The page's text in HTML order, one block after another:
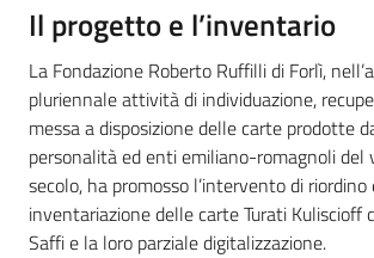
Il progetto e l’inventario
La Fondazione Roberto Ruffilli di Forlì,
pluriennale attività di individuazione,
messa a disposizione delle carte prodotte
personalità ed enti emiliano-romagnoli del
secolo, ha promosso l’intervento di riordino
inventariazione delle carte Turati Kuliscioff
Saffi e la loro parziale digitalizzazione.